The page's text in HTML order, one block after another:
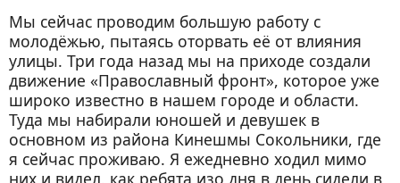
Мы сейчас проводим большую работу с
молодёжью, пытаясь оторвать её от влияния
улицы. Три года назад мы на приходе создали
движение «Православный фронт», которое уже
широко известно в нашем городе и области.
Туда мы набирали юношей и девушек в
основном из района Кинешмы Сокольники, где
я сейчас проживаю. Я ежедневно ходил мимо
них и видел, как ребята изо дня в день сидели в